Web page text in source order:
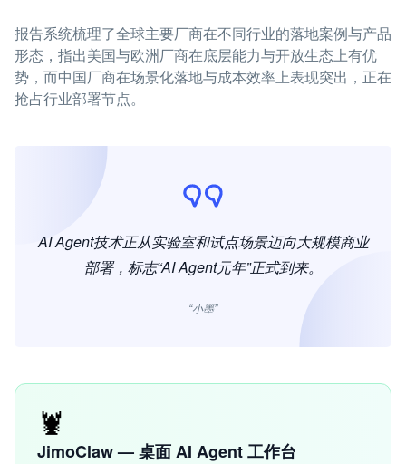
报告系统梳理了全球主要厂商在不同行业的落地案例与产品
形态，指出美国与欧洲厂商在底层能力与开放生态上有优
势，而中国厂商在场景化落地与成本效率上表现突出，正在
抢占行业部署节点。
AI Agent技术正从实验室和试点场景迈向大规模商业
部署，标志“AI Agent元年”正式到来。
“小墨”
🦞
JimoClaw — 桌面 AI Agent 工作台